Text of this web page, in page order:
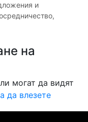
и
на
могат да видят
да влезете